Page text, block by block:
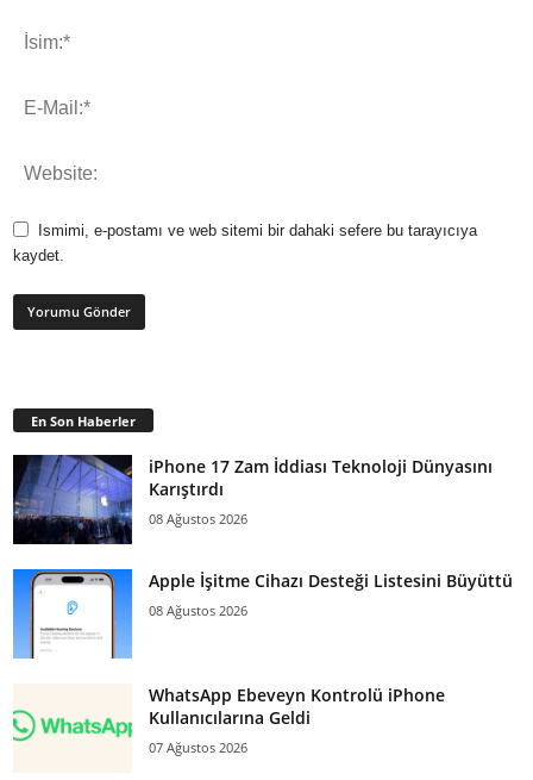
Ismimi, e-postamı ve web sitemi bir dahaki sefere bu tarayıcıya
kaydet.
En Son Haberler
iPhone 17 Zam İddiası Teknoloji Dünyasını
Karıştırdı
08 Ağustos 2026
Apple İşitme Cihazı Desteği Listesini Büyüttü
08 Ağustos 2026
WhatsApp Ebeveyn Kontrolü iPhone
Kullanıcılarına Geldi
07 Ağustos 2026